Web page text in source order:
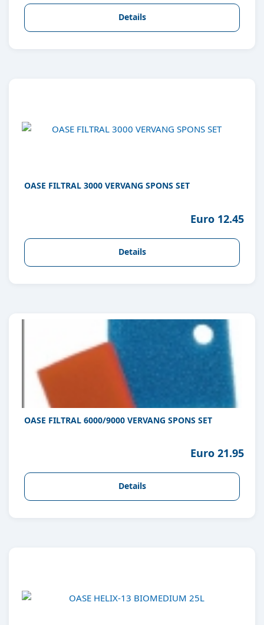
Details
OASE FILTRAL 3000 VERVANG SPONS SET
Euro 12.45
Details
OASE FILTRAL 6000/9000 VERVANG SPONS SET
Euro 21.95
Details